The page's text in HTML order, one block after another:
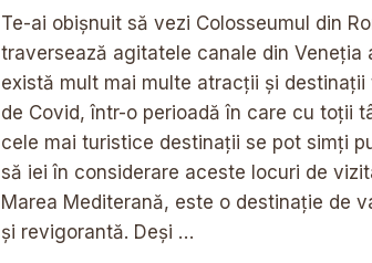
Te-ai obișnuit să vezi Colosseumul din
traversează agitatele canale din
există mult mai multe atracții și
de Covid, într-o perioadă în care cu toții
cele mai turistice destinații se pot simți
să iei în considerare aceste locuri de
Marea Mediterană, este o destinație de
și revigorantă. Deși …